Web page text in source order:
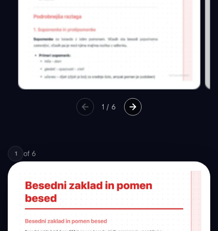
1 /6
1 of 6